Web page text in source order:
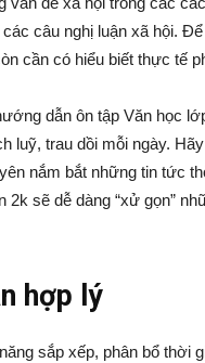
câu nghị luận xã hội.
cần có hiểu biết thực tế
dẫn ôn tập Văn học
luỹ, trau dồi mỗi ngày.
nắm bắt những tin tức
sẽ dễ dàng “xử gọn”
hợp lý
sắp xếp, phân bổ thời